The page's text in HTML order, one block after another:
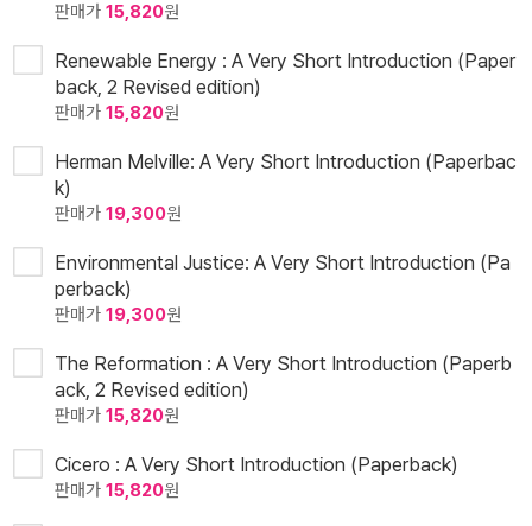
판매가 15,820원
Renewable Energy : A Very Short Introduction (Paper
back, 2 Revised edition)
판매가 15,820원
Herman Melville: A Very Short Introduction (Paperbac
k)
판매가 19,300원
Environmental Justice: A Very Short Introduction (Pa
perback)
판매가 19,300원
The Reformation : A Very Short Introduction (Paperb
ack, 2 Revised edition)
판매가 15,820원
Cicero : A Very Short Introduction (Paperback)
판매가 15,820원